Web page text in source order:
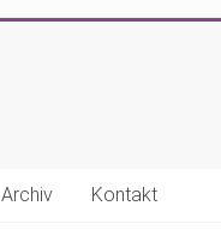
Archiv Kontakt